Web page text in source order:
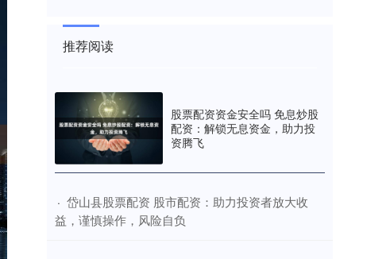
推荐阅读
股票配资资金安全吗 免息炒股
配资：解锁无息资金，助力投
资腾飞
· ​岱山县股票配资 股市配资：助力投资者放大收
益，谨慎操作，风险自负